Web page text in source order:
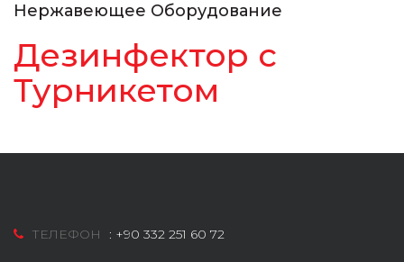
Нержавеющее Оборудование
Дезинфектор с
Турникетом
ТЕЛЕФОН : +90 332 251 60 72